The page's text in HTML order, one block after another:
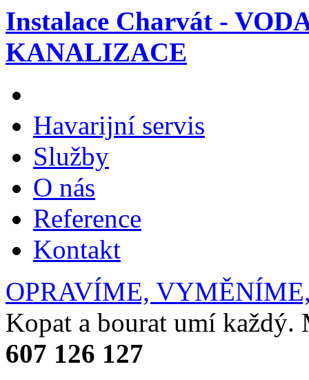
Instalace Charvát -
KANALIZACE
Havarijní servis
Služby
O nás
Reference
Kontakt
OPRAVÍME,
Kopat a bourat umí
607 126 127